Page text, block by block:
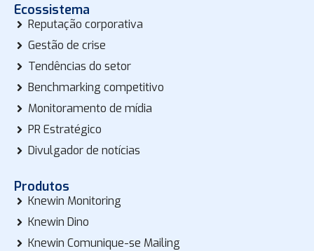
Ecossistema
Reputação corporativa
Gestão de crise
Tendências do setor
Benchmarking competitivo
Monitoramento de mídia
PR Estratégico
Divulgador de notícias
Produtos
Knewin Monitoring
Knewin Dino
Knewin Comunique-se Mailing